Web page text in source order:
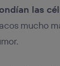
las
mucho